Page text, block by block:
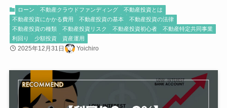
ローン 不動産クラウドファンディング
不動産投資とは
不動産投資にかかる費用
不動産投資の基本
不動産投資の法律
不動産投資の種類
不動産投資リスク 不動産投資初心者
不動産特定共同事業
利回り
少額投資 資産運用
2025年12月31日 Yoichiro